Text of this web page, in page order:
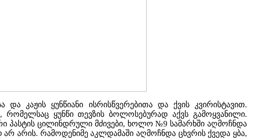
კაჟის ყუნწიანი ისრისწვერებითა და ქვის კვირისტავით.
რომელსაც ყუნწი თევზის ბოლოსებურად აქვს გამოყვანილი.
პასტის ცილინდრული მძივები, ხოლო №9 სამარხში აღმოჩნდა
არის. რამოდენიმე აკლდამაში აღმოჩნდა ცხვრის ქვედა ყბა,